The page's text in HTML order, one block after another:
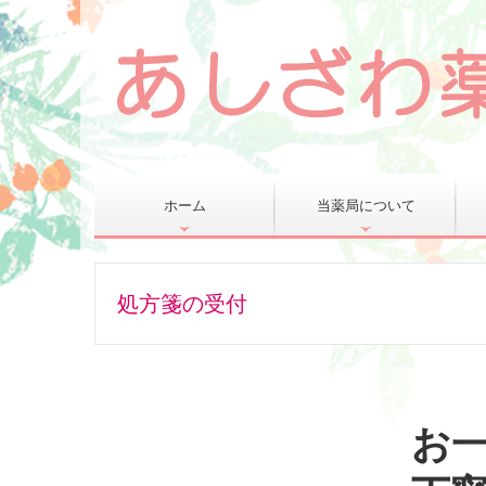
ホーム 当薬局について
会社案内
処方箋の受付
お